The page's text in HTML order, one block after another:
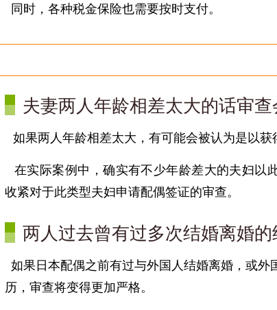
同时，各种税金保险也需要按时支付。
夫妻两人年龄相差太大的话审
如果两人年龄相差太大，有可能会被认为是以
在实际案例中，确实有不少年龄差大的夫妇以
收紧对于此类型夫妇申请配偶签证的审查。
两人过去曾有过多次结婚离婚的
如果日本配偶之前有过与外国人结婚离婚，或
历，审查将变得更加严格。